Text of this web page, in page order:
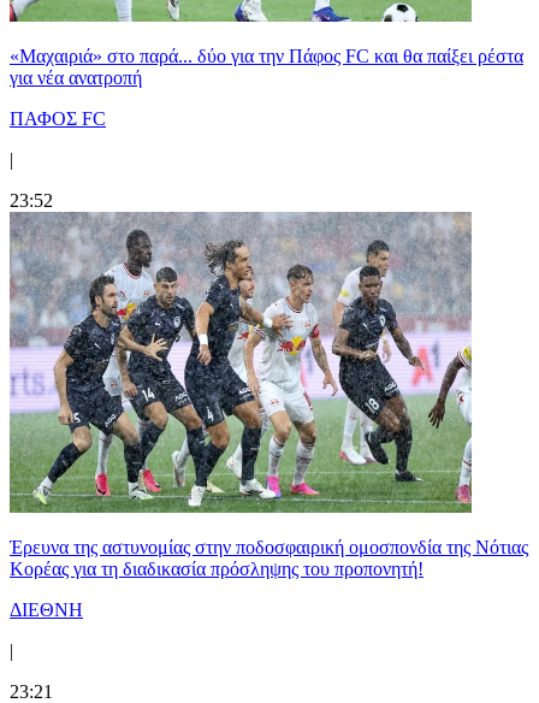
«Μαχαιριά» στο παρά... δύο για την Πάφος FC και θα παίξει ρέστα
για νέα ανατροπή
ΠΑΦΟΣ FC
|
23:52
Έρευνα της αστυνομίας στην ποδοσφαιρική ομοσπονδία της Νότιας
Κορέας για τη διαδικασία πρόσληψης του προπονητή!
ΔΙΕΘΝΗ
|
23:21